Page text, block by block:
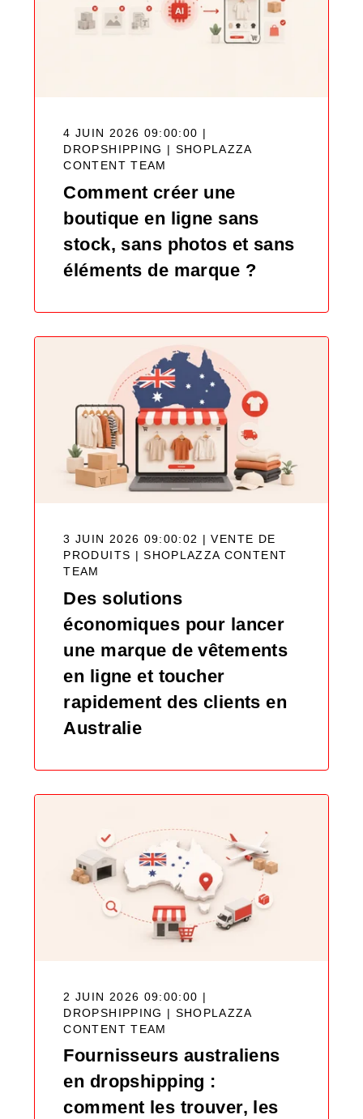
4 JUIN 2026 09:00:00 |
DROPSHIPPING | SHOPLAZZA
CONTENT TEAM
Comment créer une
boutique en ligne sans
stock, sans photos et sans
éléments de marque ?
3 JUIN 2026 09:00:02 | VENTE DE
PRODUITS |SHOPLAZZA CONTENT
TEAM
Des solutions
économiques pour lancer
une marque de vêtements
en ligne et toucher
rapidement des clients en
Australie
2 JUIN 2026 09:00:00 |
DROPSHIPPING | SHOPLAZZA
CONTENT TEAM
Fournisseurs australiens
en dropshipping :
comment les trouver, les